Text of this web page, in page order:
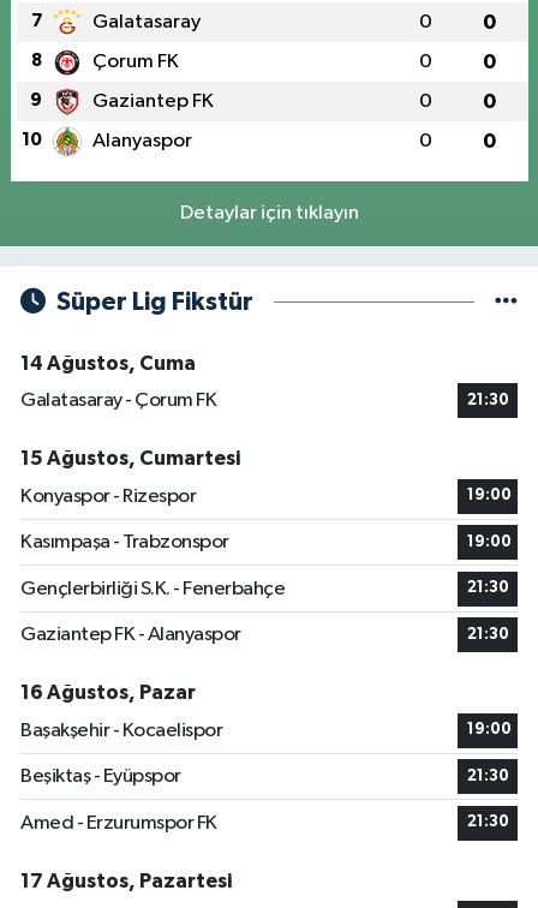
7 Galatasaray 0 0
8 Çorum FK 0 0
9 Gaziantep FK 0 0
10 Alanyaspor 0 0
Detaylar için tıklayın
Süper Lig Fikstür
14 Ağustos, Cuma
Galatasaray - Çorum FK
21:30
15 Ağustos, Cumartesi
Konyaspor - Rizespor
19:00
Kasımpaşa - Trabzonspor 19:00
Gençlerbirliği S.K. - Fenerbahçe 21:30
Gaziantep FK - Alanyaspor 21:30
16 Ağustos, Pazar
Başakşehir - Kocaelispor
19:00
Beşiktaş - Eyüpspor 21:30
Amed - Erzurumspor FK 21:30
17 Ağustos, Pazartesi